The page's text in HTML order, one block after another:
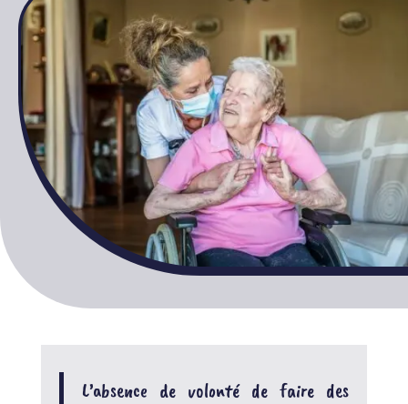
L’absence de volonté de faire des